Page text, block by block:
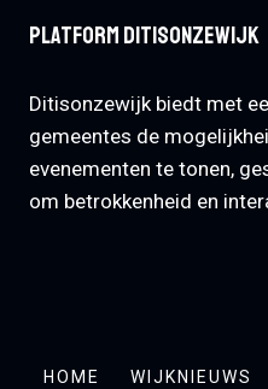
Platform Ditisonzewijk
Ditisonzewijk biedt met
gemeentes de
evenementen te tonen,
om betrokkenheid en
HOME WIJKNIEUWS